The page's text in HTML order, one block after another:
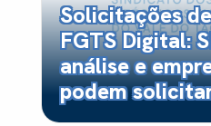
Solicitações
FGTS Digital:
análise e
podem